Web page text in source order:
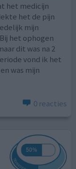
het medicijn
het de pijn
mijn
het ophogen
dit was na 2
vond ik het
was mijn
0 reacties